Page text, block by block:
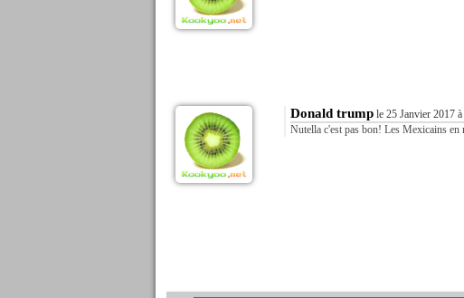
Donald trump le 25 Janvier 2017
Nutella c'est pas bon! Les Mexicains en